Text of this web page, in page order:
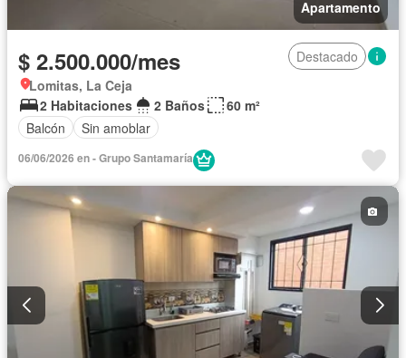
Apartamento
$ 2.500.000/mes
Destacado
Lomitas, La Ceja
2 Habitaciones
2 Baños
60 m²
Balcón
Sin amoblar
06/06/2026 en - Grupo Santamaría